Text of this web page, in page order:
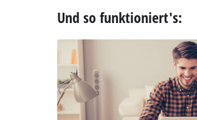
Und so funktioniert's: